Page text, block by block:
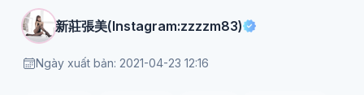
新莊張美(Instagram:zzzzm83)
Ngày xuất bản: 2021-04-23 12:16